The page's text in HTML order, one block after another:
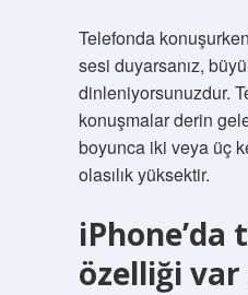
Telefonda konuşurken
sesi duyarsanız,
dinleniyorsunuzdur.
konuşmalar derin
boyunca iki veya üç
olasılık yüksektir.
iPhone’da
özelliği var